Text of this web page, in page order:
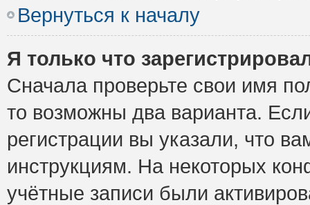
Вернуться к началу
Я только что
Сначала проверьте свои имя
то возможны два варианта.
регистрации вы указали, что
инструкциям. На некоторых
учётные записи были